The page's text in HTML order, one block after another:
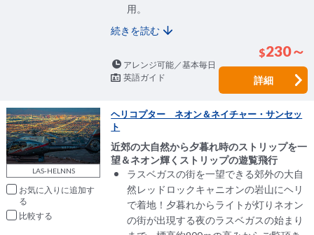
用。
続きを読む
$230～
アレンジ可能／基本毎日
英語ガイド
詳細
LAS-HELNNS
お気に入りに追加
比較
ヘリコプター ネオン＆ネイチャー・サンセッ
ト
近郊の大自然から夕暮れ時のストリップを一
望＆ネオン輝くストリップの遊覧飛行
ラスベガスの街を一望できる郊外の大自
然レッドロックキャニオンの岩山にヘリ
で着地！夕暮れからライトが灯りネオン
の街が出現する夜のラスベガスの始まり